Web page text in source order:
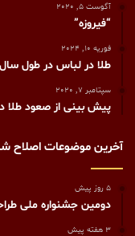
آگوست 5, 2020
“فیروزه”
فوریه 10, 2024
طلا در لباس در طول
سپتامبر 7, 2020
پیش بینی از صعود طلا
آخرین موضوعات اصلاح
5 روز پیش
دومین جشنواره ملی
3 هفته پیش